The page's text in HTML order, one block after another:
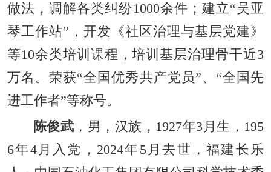
做法，调解各类纠纷1000余件；建立“吴亚
琴工作站”，开发《社区治理与基层党建》
等10余类培训课程，培训基层治理骨干近3
万名。荣获“全国优秀共产党员”、“全国先
进工作者”等称号。
陈俊武 ，男，汉族，1927年3月生，195
6年4月入党，2024年5月去世，福建长乐